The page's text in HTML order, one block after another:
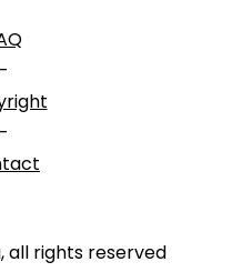
-
-
rights reserved